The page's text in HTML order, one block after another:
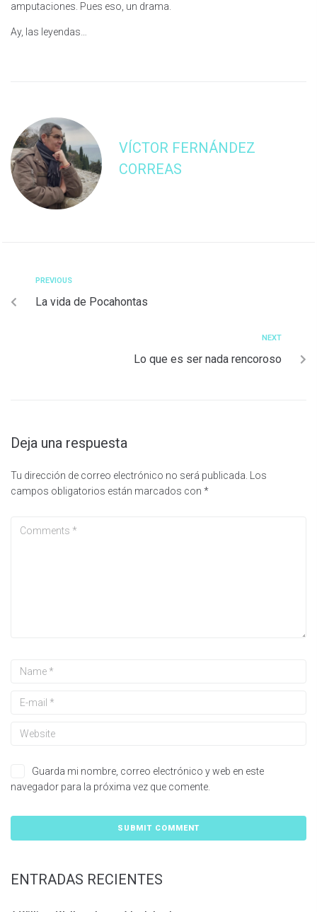
amputaciones. Pues eso, un drama.
Ay, las leyendas…
VÍCTOR FERNÁNDEZ
CORREAS
PREVIOUS
La vida de Pocahontas
NEXT
Lo que es ser nada rencoroso
Deja una respuesta
Tu dirección de correo electrónico no será publicada. Los
campos obligatorios están marcados con *
Guarda mi nombre, correo electrónico y web en este
navegador para la próxima vez que comente.
ENTRADAS RECIENTES